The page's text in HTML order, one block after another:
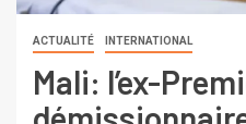
ACTUALITÉ INTERNATIONAL
Mali: l’ex-